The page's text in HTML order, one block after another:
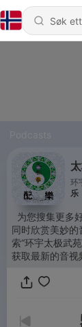
环
乐
为您搜集更多
同时欣赏美妙
索“环宇太极武
获取最新的音视